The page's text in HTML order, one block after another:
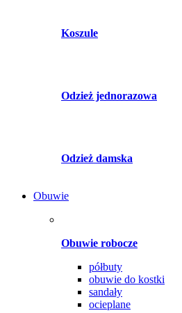
Koszule
Odzież jednorazowa
Odzież damska
Obuwie
Obuwie robocze
półbuty
obuwie do kostki
sandały
ocieplane